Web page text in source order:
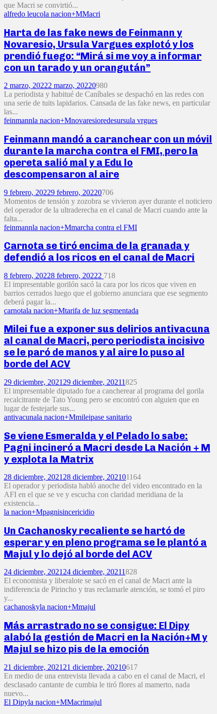
que Macri se convirtió...
alfredo leucola nacion+MMacri
Harta de las fake news de Feinmann y
Novaresio, Ursula Vargues explotó y los
prendió fuego: “Mirá si me voy a informar
con un tarado y un orangután”
2 marzo, 20222 marzo, 20220980
La periodista y habitué de Caníbales se despachó en las redes con
una serie de tuits lapidarios. Cansada de las fake news, en particular
las...
feinmannla nacion+Mnovaresioredesursula vrgues
Feinmann mandó a caranchear con un móvil
durante la marcha contra el FMI, pero la
opereta salió mal y a Edu lo
descompensaron al aire
9 febrero, 20229 febrero, 20220706
Momentos de tensión y zozobra se vivieron ayer durante el noticiero
del operador de la ultraderecha en el canal de Macri cuando ante la
falta...
feinmannla nacion+Mmarcha contra el FMI
Carnota se tiró encima de la granada y
defendió a los ricos en el canal de Macri
8 febrero, 20228 febrero, 20222 718
El impresentable gorilón sacó la cara por los ricos que viven en
barrios cerrados luego que el gobierno anunciara que ese segmento
deberá pagar la...
carnotala nacion+Mtarifa de luz segmentada
Milei fue a exponer sus delirios antivacuna
al canal de Macri, pero periodista incisivo
se le paró de manos y al aire lo puso al
borde del ACV
29 diciembre, 2021 29 diciembre, 20211825
El impresentable diputado fue a cancherear al programa del gorila
recalcitrante de Tato Young pero se encontró con alguien que en
lugar de festejarle sus...
antivacunala nacion+Mmileipase sanitario
Se viene Esmeralda y el Pelado lo sabe:
Pagni incineró a Macri desde La Nación + M
y explota la Matrix
28 diciembre, 2021 28 diciembre, 202101164
El operador y periodista habló anoche del video encontrado en la
AFI en el que se ve y escucha con claridad meridiana de la
existencia...
la nacion+Mpagnisincericidio
Un Cachanosky recaliente se hartó de
esperar y en pleno programa se le plantó a
Majul y lo dejó al borde del ACV
24 diciembre, 2021 24 diciembre, 20211828
El economista y liberalote se sacó en el canal de Macri ante la
indiferencia de Pirincho y tras reclamarle atención, se tomó el piro
y...
cachanoskyla nacion+Mmajul
Más arrastrado no se consigue: El Dipy
alabó la gestión de Macri en la Nación+M y
Majul se hizo pis de la emoción
21 diciembre, 2021 21 diciembre, 20210617
En medio de una entrevista llevada a cabo en el canal de Macri, el
desclasado cantante de cumbia le tiró flores al mamerto, nada
nuevo...
El Dipyla nacion+MMacrimajul